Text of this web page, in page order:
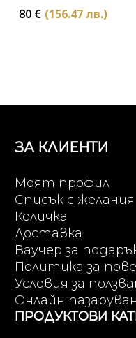
80 € (156.47 лв.)
ЗА КЛИЕНТИ
Моят профил
Списък с желания
Количка
Доставка
Ваучер за
Политика за
Условия за
Онлайн
ПРОДУКТОВИ